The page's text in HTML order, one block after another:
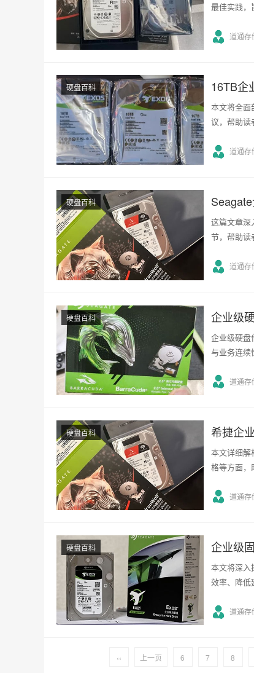
最佳实践
道通存
硬盘百科 16TB企
本文将全面
议，帮助
道通存
硬盘百科
这篇文章深
节，帮助
道通存
硬盘百科 企业级
企业级硬盘
与业务连
道通存
硬盘百科 希捷企
本文详细解
格等方面
道通存
硬盘百科 企业级
本文将深入
效率、降
道通存
‹‹ 上一页 6 7 8